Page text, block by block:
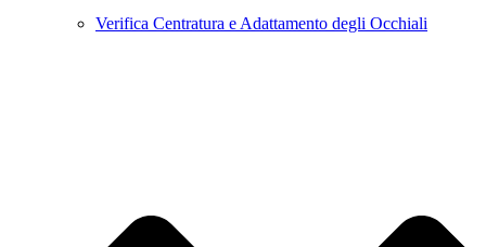
Verifica Centratura e Adattamento degli Occhiali